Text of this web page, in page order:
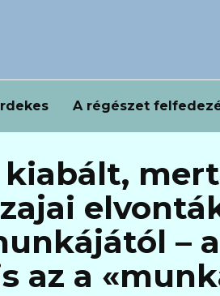
A régészet
–
az a